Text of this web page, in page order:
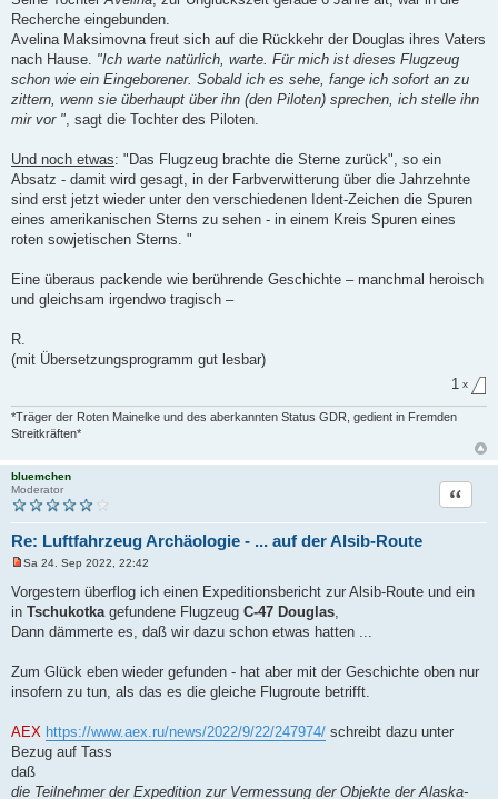
Recherche eingebunden.
Avelina Maksimovna freut sich auf die Rückkehr der Douglas ihres Vaters
nach Hause. "Ich warte natürlich, warte. Für mich ist dieses Flugzeug
schon wie ein Eingeborener. Sobald ich es sehe, fange ich sofort an zu
zittern, wenn sie überhaupt über ihn (den Piloten) sprechen, ich stelle ihn
mir vor ", sagt die Tochter des Piloten.
Und noch etwas: "Das Flugzeug brachte die Sterne zurück", so ein
Absatz - damit wird gesagt, in der Farbverwitterung über die Jahrzehnte
sind erst jetzt wieder unter den verschiedenen Ident-Zeichen die Spuren
eines amerikanischen Sterns zu sehen - in einem Kreis Spuren eines
roten sowjetischen Sterns. "
Eine überaus packende wie berührende Geschichte – manchmal heroisch
und gleichsam irgendwo tragisch –
R.
(mit Übersetzungsprogramm gut lesbar)
1 x
*Träger der Roten Mainelke und des aberkannten Status GDR, gedient in Fremden
Streitkräften*
bluemchen
Moderator
Re: Luftfahrzeug Archäologie - ... auf der Alsib-Route
Zitat
g
e
n
e
e
t
r
Sa 24. Sep 2022, 22:42
Vorgestern überflog ich einen Expeditionsbericht zur Alsib-Route und ein
in Tschukotka gefundene Flugzeug C-47 Douglas
Dann dämmerte es, daß wir dazu schon etwas hatten ...
Zum Glück eben wieder gefunden - hat aber mit der Geschichte oben nur
insofern zu tun, als das es die gleiche Flugroute betrifft.
AEX https://www.aex.ru/news/2022/9/22/247974/ schreibt dazu unter
Bezug auf Tass
daß
die Teilnehmer der Expedition zur Vermessung der Objekte der Alaska-